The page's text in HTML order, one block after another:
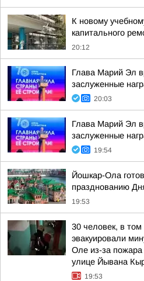
К новому
капитального
20:12
Глава Марий Эл
заслуженные
20:03
Глава Марий Эл
заслуженные
19:54
Йошкар-Ола
празднованию
19:53
30 человек, в
эвакуировали
Оле из-за пожара
улице Йывана
19:53